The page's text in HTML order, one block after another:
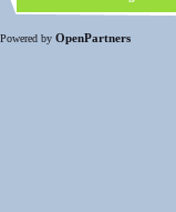
Powered by OpenPartners